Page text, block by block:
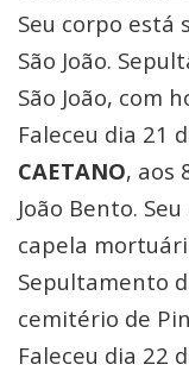
Seu corpo está
São João.
São João, com
Faleceu dia 21
CAETANO, aos
João Bento.
capela
Sepultamento
cemitério de
Faleceu dia 22